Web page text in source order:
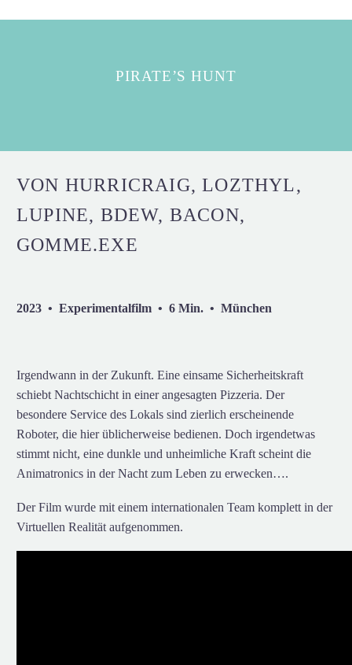
PIRATE’S HUNT
VON HURRICRAIG, LOZTHYL,
LUPINE, BDEW, BACON,
GOMME.EXE
2023 • Experimentalfilm • 6 Min. • München
Irgendwann in der Zukunft. Eine einsame Sicherheitskraft
schiebt Nachtschicht in einer angesagten Pizzeria. Der
besondere Service des Lokals sind zierlich erscheinende
Roboter, die hier üblicherweise bedienen. Doch irgendetwas
stimmt nicht, eine dunkle und unheimliche Kraft scheint die
Animatronics in der Nacht zum Leben zu erwecken….
Der Film wurde mit einem internationalen Team komplett in der
Virtuellen Realität aufgenommen.